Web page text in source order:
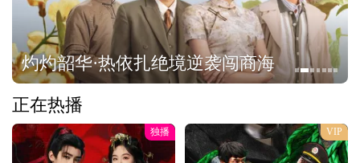
灼灼韶华·热依扎绝境逆袭闯商海
正在热播
独播 VIP